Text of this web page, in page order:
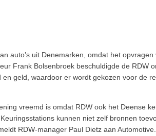
auto’s uit Denemarken, omdat het
Frank Bolsenbroek beschuldigde de RDW
geld, waardoor er wordt gekozen voor de
vreemd is omdat RDW ook het Deense
kunnen niet zelf bronnen
RDW-manager Paul Dietz aan